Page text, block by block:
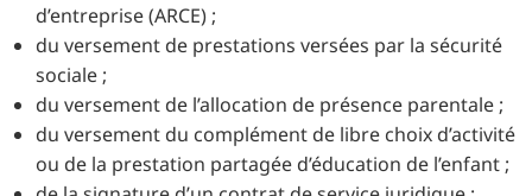
d’entreprise (ARCE) ;
du versement de prestations versées par la sécurité
sociale ;
du versement de l’allocation de présence parentale ;
du versement du complément de libre choix d’activité
ou de la prestation partagée d’éducation de l’enfant ;